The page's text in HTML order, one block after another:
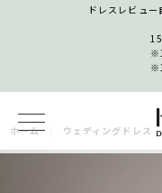
ドレスレビュ
ホーム ウェディングドレス